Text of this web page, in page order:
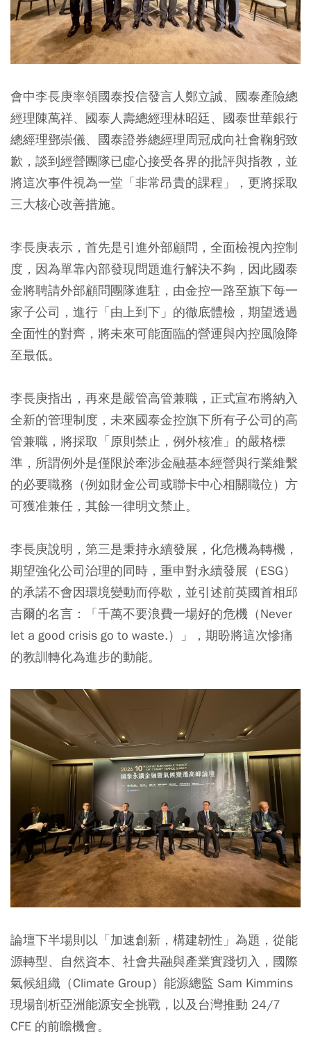
會中李長庚率領國泰投信發言人鄭立誠、國泰產險總
經理陳萬祥、國泰人壽總經理林昭廷、國泰世華銀行
總經理鄧崇儀、國泰證券總經理周冠成向社會鞠躬致
歉，談到經營團隊已虛心接受各界的批評與指教，並
將這次事件視為一堂「非常昂貴的課程」，更將採取
三大核心改善措施。
李長庚表示，首先是引進外部顧問，全面檢視內控制
度，因為單靠內部發現問題進行解決不夠，因此國泰
金將聘請外部顧問團隊進駐，由金控一路至旗下每一
家子公司，進行「由上到下」的徹底體檢，期望透過
全面性的對齊，將未來可能面臨的營運與內控風險降
至最低。
李長庚指出，再來是嚴管高管兼職，正式宣布將納入
全新的管理制度，未來國泰金控旗下所有子公司的高
管兼職，將採取「原則禁止，例外核准」的嚴格標
準，所謂例外是僅限於牽涉金融基本經營與行業維繫
的必要職務（例如財金公司或聯卡中心相關職位）方
可獲准兼任，其餘一律明文禁止。
李長庚說明，第三是秉持永續發展，化危機為轉機，
期望強化公司治理的同時，重申對永續發展（ESG）
的承諾不會因環境變動而停歇，並引述前英國首相邱
吉爾的名言：「千萬不要浪費一場好的危機（Never
let a good crisis go to waste.）」，期盼將這次慘痛
的教訓轉化為進步的動能。
論壇下半場則以「加速創新，構建韌性」為題，從能
源轉型、自然資本、社會共融與產業實踐切入，國際
氣候組織（Climate Group）能源總監 Sam Kimmins
現場剖析亞洲能源安全挑戰，以及台灣推動 24/7
CFE 的前瞻機會。